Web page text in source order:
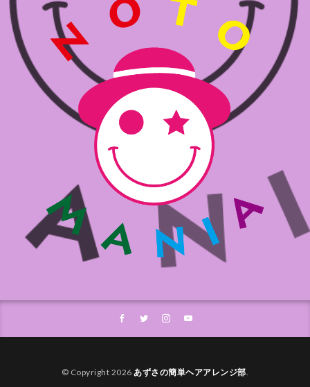
© Copyright 2026あずさの簡単ヘアアレンジ部.